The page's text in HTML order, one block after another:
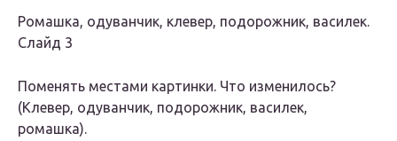
Ромашка, одуванчик, клевер, подорожник, василек.
Слайд 3
Поменять местами картинки. Что изменилось?
(Клевер, одуванчик, подорожник, василек,
ромашка).